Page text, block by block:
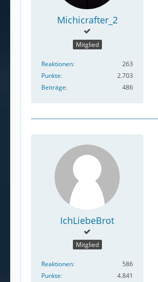
Michicrafter_2
Mitglied
Reaktionen
263
Punkte
2.703
Beiträge
486
IchLiebeBrot
Mitglied
Reaktionen
586
Punkte
4.841